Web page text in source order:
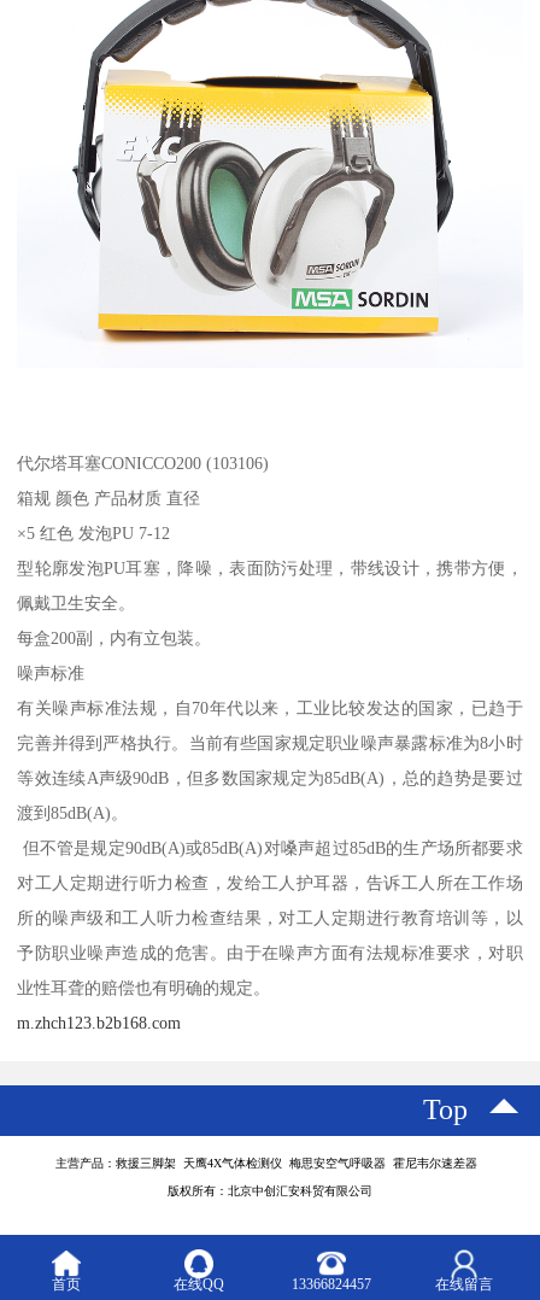
代尔塔耳塞CONICCO200 (103106)
箱规 颜色 产品材质 直径
×5 红色 发泡PU 7-12
型轮廓发泡PU耳塞，降噪，表面防污处理，带线设计，携带方便，
佩戴卫生安全。
每盒200副，内有立包装。
噪声标准
有关噪声标准法规，自70年代以来，工业比较发达的国家，已趋于
完善并得到严格执行。当前有些国家规定职业噪声暴露标准为8小时
等效连续A声级90dB，但多数国家规定为85dB(A)，总的趋势是要过
渡到85dB(A)。
但不管是规定90dB(A)或85dB(A)对嗓声超过85dB的生产场所都要求
对工人定期进行听力检查，发给工人护耳器，告诉工人所在工作场
所的噪声级和工人听力检查结果，对工人定期进行教育培训等，以
予防职业噪声造成的危害。由于在噪声方面有法规标准要求，对职
业性耳聋的赔偿也有明确的规定。
m.zhch123.b2b168.com
Top
主营产品：救援三脚架 天鹰4X气体检测仪 梅思安空气呼吸器 霍尼韦尔速差器
版权所有：北京中创汇安科贸有限公司
首页 在线QQ 13366824457 在线留言